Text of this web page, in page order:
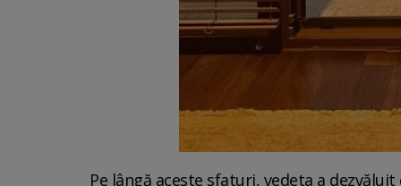
Pe lângă aceste sfaturi, vedeta a